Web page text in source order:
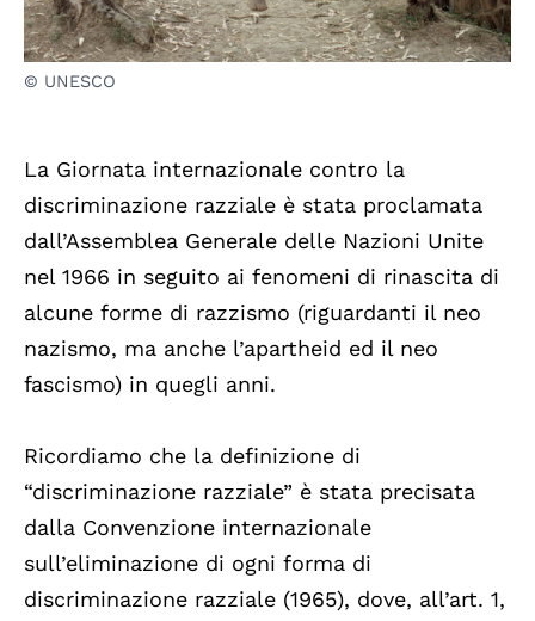
© UNESCO
La Giornata internazionale contro la
discriminazione razziale è stata proclamata
dall’Assemblea Generale delle Nazioni Unite
nel 1966 in seguito ai fenomeni di rinascita di
alcune forme di razzismo (riguardanti il neo
nazismo, ma anche l’apartheid ed il neo
fascismo) in quegli anni.
Ricordiamo che la definizione di
“discriminazione razziale” è stata precisata
dalla Convenzione internazionale
sull’eliminazione di ogni forma di
discriminazione razziale (1965), dove, all’art. 1,